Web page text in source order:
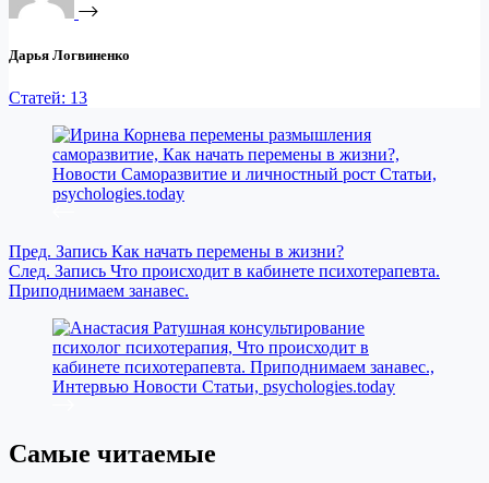
Дарья Логвиненко
Статей: 13
Пред. Запись Как начать перемены в жизни?
След. Запись Что происходит в кабинете психотерапевта.
Приподнимаем занавес.
Самые читаемые